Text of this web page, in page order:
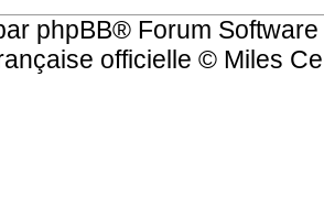
phpBB® Forum
officielle © Miles